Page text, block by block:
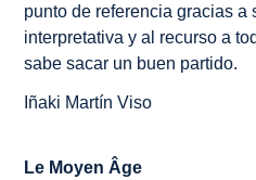
punto de referencia gracias a
interpretativa y al recurso a
sabe sacar un buen partido.
Iñaki Martín Viso
Le Moyen Âge